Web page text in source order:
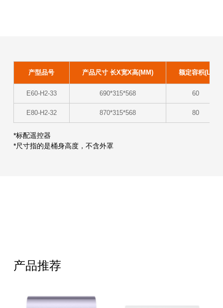
产型品号 产品尺寸 长X宽X高(MM) 额定容积(L)
E60-H2-33 690*315*568 60
E80-H2-32 870*315*568 80
*标配遥控器
*尺寸指的是桶身高度，不含外罩
产品推荐